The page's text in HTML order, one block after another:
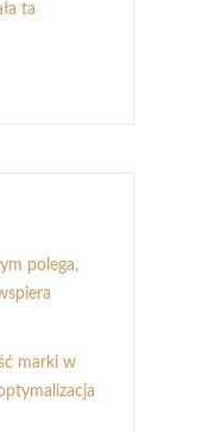
ta
polega,
marki w